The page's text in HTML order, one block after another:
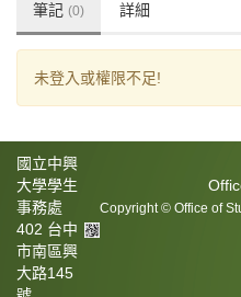
筆記 (0) 詳細
未登入或權限不足!
Copyright © Office of
國立中興
大學學生
事務處
402 台中
市南區興
大路145